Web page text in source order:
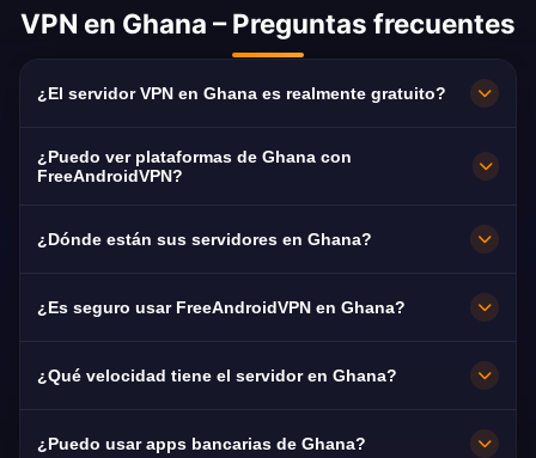
VPN en Ghana – Preguntas frecuentes
¿El servidor VPN en Ghana es realmente gratuito?
suscripción, sin tarjeta y sin registro, con
¿Puedo ver plataformas de Ghana con
FreeAndroidVPN?
¿Dónde están sus servidores en Ghana?
si uno falla, se conmuta automáticamente al
¿Es seguro usar FreeAndroidVPN en Ghana?
registros: tu navegación en Ghana sigue
¿Qué velocidad tiene el servidor en Ghana?
¿Puedo usar apps bancarias de Ghana?